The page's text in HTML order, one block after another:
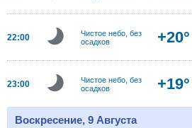
22:00
Чистое небо, без
осадков
+20°
23:00
Чистое небо, без
осадков
+19°
Воскресение, 9 Августа